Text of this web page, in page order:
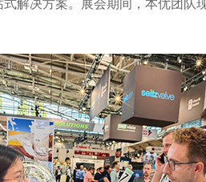
解决方案。展会期间，本优团队